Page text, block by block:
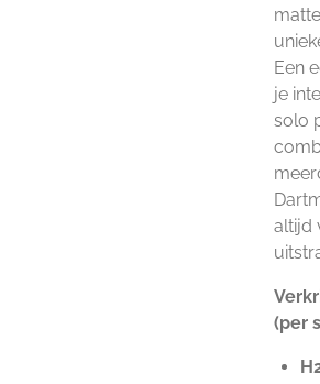
Een
je
solo
altijd
(per